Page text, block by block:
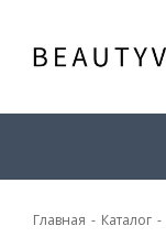
Главная - Каталог -